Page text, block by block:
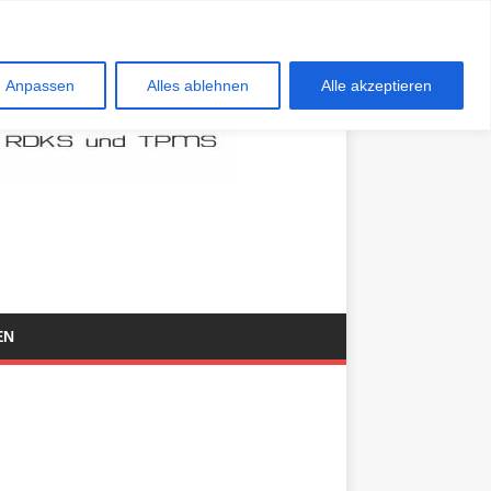
Anpassen Alles ablehnen Alle akzeptieren